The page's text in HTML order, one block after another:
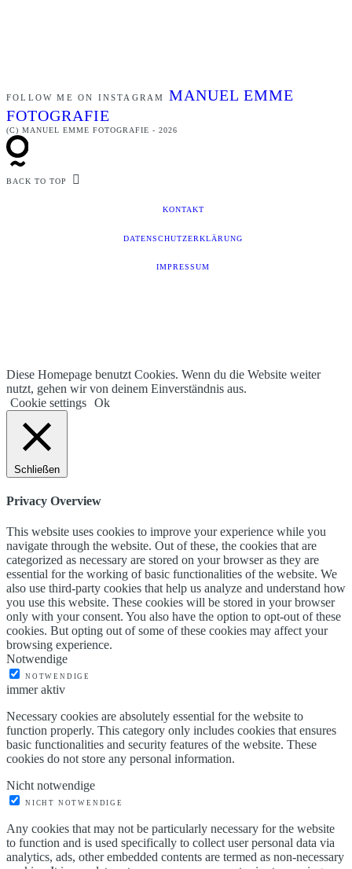
FOLLOW ME ON INSTAGRAM MANUEL EMME
FOTOGRAFIE
(C) MANUEL EMME FOTOGRAFIE - 2026
BACK TO TOP
KONTAKT
DATENSCHUTZERKLÄRUNG
IMPRESSUM
Diese Homepage benutzt Cookies. Wenn du die Website weiter
nutzt, gehen wir von deinem Einverständnis aus.
Cookie settings Ok
Schließen
Privacy Overview
This website uses cookies to improve your experience while you
navigate through the website. Out of these, the cookies that are
categorized as necessary are stored on your browser as they are
essential for the working of basic functionalities of the website. We
also use third-party cookies that help us analyze and understand how
you use this website. These cookies will be stored in your browser
only with your consent. You also have the option to opt-out of these
cookies. But opting out of some of these cookies may affect your
browsing experience.
Notwendige
NOTWENDIGE
immer aktiv
Necessary cookies are absolutely essential for the website to
function properly. This category only includes cookies that ensures
basic functionalities and security features of the website. These
cookies do not store any personal information.
Nicht notwendige
NICHT NOTWENDIGE
Any cookies that may not be particularly necessary for the website
to function and is used specifically to collect user personal data via
analytics, ads, other embedded contents are termed as non-necessary